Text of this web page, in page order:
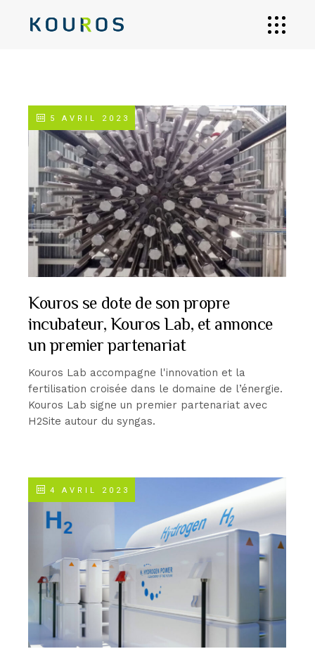
5 AVRIL 2023
Kouros se dote de son propre
incubateur, Kouros Lab, et annonce
un premier partenariat
Kouros Lab accompagne l'innovation et la
fertilisation croisée dans le domaine de l’énergie.
Kouros Lab signe un premier partenariat avec
H2Site autour du syngas.
4 AVRIL 2023